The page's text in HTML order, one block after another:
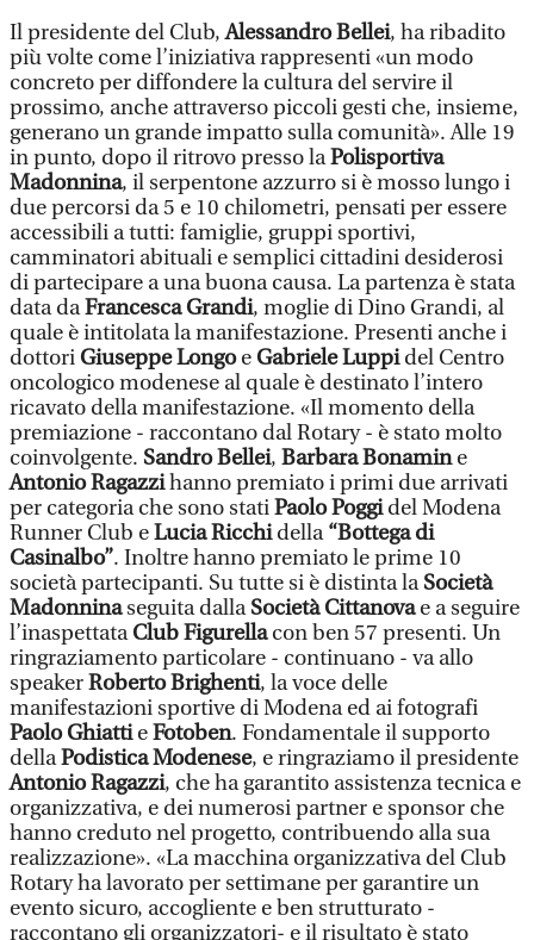
Il presidente del Club,Alessandro Bellei, ha ribadito
più volte come l’iniziativa rappresenti «un modo
concreto per diffondere la cultura del servire il
prossimo, anche attraverso piccoli gesti che, insieme,
generano un grande impatto sulla comunità». Alle 19
in punto, dopo il ritrovo presso laPolisportiva
Madonnina, il serpentone azzurro si è mosso lungo i
due percorsi da 5 e 10 chilometri, pensati per essere
accessibili a tutti: famiglie, gruppi sportivi,
camminatori abituali e semplici cittadini desiderosi
di partecipare a una buona causa. La partenza è stata
data daFrancesca Grandi, moglie di Dino Grandi, al
quale è intitolata la manifestazione. Presenti anche i
dottoriGiuseppe LongoeGabriele Luppidel Centro
oncologico modenese al quale è destinato l’intero
ricavato della manifestazione. «Il momento della
premiazione - raccontano dal Rotary - è stato molto
coinvolgente. Sandro Bellei, Barbara Bonamine
Antonio Ragazzihanno premiato i primi due arrivati
per categoria che sono statiPaolo Poggidel Modena
Runner Club eLucia Ricchidella“Bottega di
Casinalbo”. Inoltre hanno premiato le prime 10
società partecipanti. Su tutte si è distinta laSocietà
Madonninaseguita dallaSocietà Cittanovae a seguire
l’inaspettataClub Figurellacon ben 57 presenti. Un
ringraziamento particolare - continuano - va allo
speakerRoberto Brighenti, la voce delle
manifestazioni sportive di Modena ed ai fotografi
Paolo GhiattieFotoben. Fondamentale il supporto
dellaPodistica Modenese, e ringraziamo il presidente
Antonio Ragazzi, che ha garantito assistenza tecnica e
organizzativa, e dei numerosi partner e sponsor che
hanno creduto nel progetto, contribuendo alla sua
realizzazione». «La macchina organizzativa del Club
Rotary ha lavorato per settimane per garantire un
evento sicuro, accogliente e ben strutturato -
raccontano gli organizzatori- e il risultato è stato